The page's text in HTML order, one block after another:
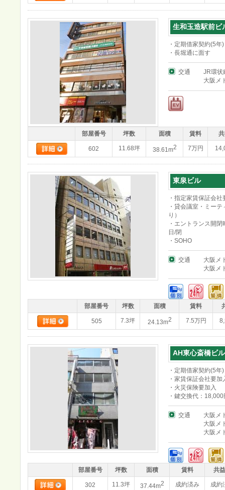
生和玉造駅前ビ
・定期借家契約(5年)
・長堀通に面す
交通
JR環状
大阪メ
部屋番号 坪数 面積 賃料
602 11.68坪 38.61m2 7万円
東泉ビル
・指定家賃保証会社
・貸会議室・ミー
り）
・エントランス開
日/閉
・SOHO
交通
大阪メ
大阪メ
部屋番号 坪数 面積 賃料
505 7.3坪 24.13m2 7.5万円
AH東心斎橋ビル
・定期借家契約(5年)
・家賃保証会社要加
・火災保険要加入
・鍵交換代：
交通
大阪メ
大阪メ
大阪メ
部屋番号 坪数 面積 賃料 共
302 11.3坪 37.44m2 成約済み 成約